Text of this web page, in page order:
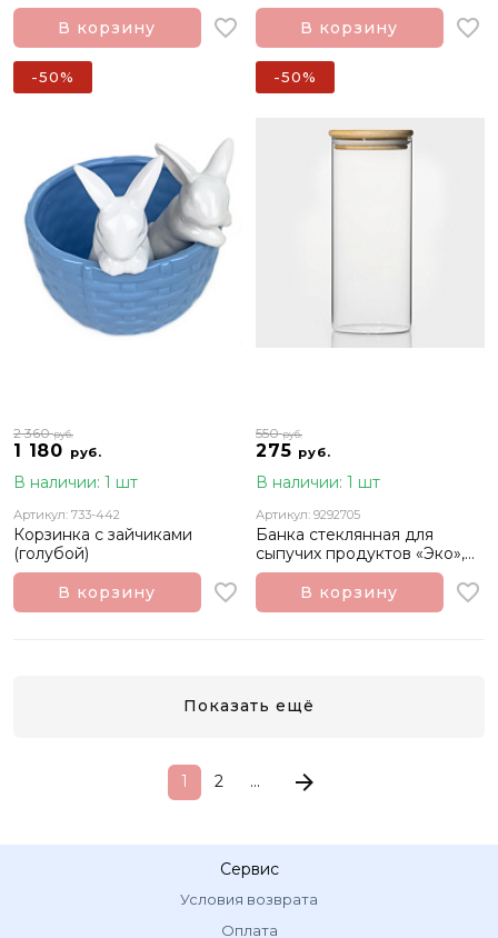
В корзину
В корзину
1 180 руб.
2 360руб.
В наличии: 1 шт
Артикул: 733-442
Корзинка с зайчиками
(голубой)
В корзину
-50%
275 руб.
550руб.
В наличии: 1 шт
Артикул: 9292705
Банка стеклянная для
сыпучих продуктов «Эко»,
900 мл.
В корзину
-50%
Показать ещё
1 2 ...
Сервис
Условия возврата
Оплата